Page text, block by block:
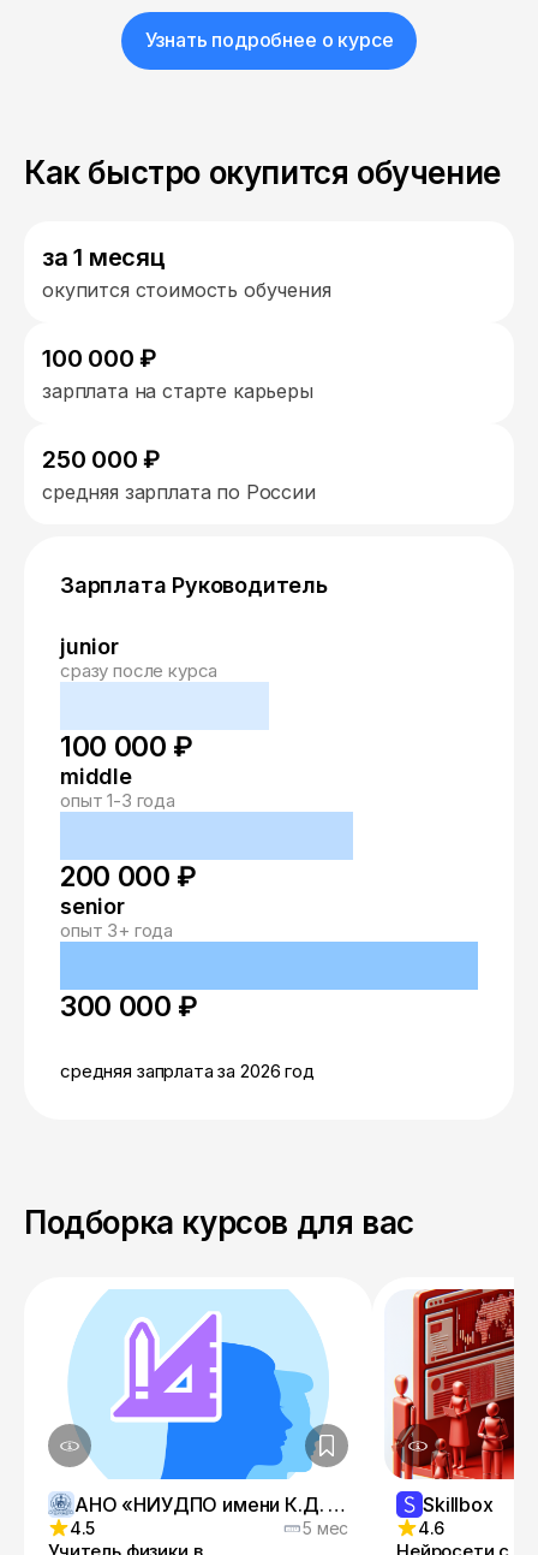
Узнать подробнее о курсе
Как быстро окупится обучение
за 1 месяц
окупится стоимость обучения
100 000 ₽
зарплата на старте карьеры
250 000 ₽
средняя зарплата по России
Зарплата Руководитель
junior
сразу после курса
100 000 ₽
middle
опыт 1-3 года
200 000 ₽
senior
опыт 3+ года
300 000 ₽
средняя запрлата за 2026 год
Подборка курсов для вас
АНО «НИУДПО имени К.Д. Ушинского»
4.5 5 мес
Skillbox
4.6